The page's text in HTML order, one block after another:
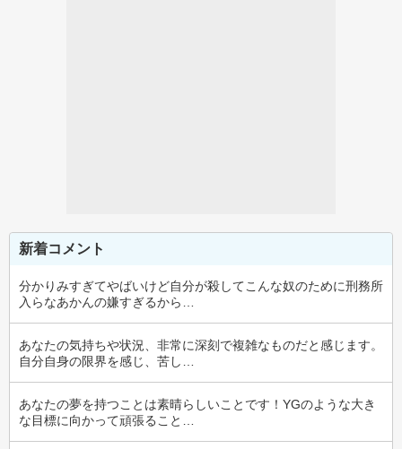
新着コメント
分かりみすぎてやばいけど自分が殺してこんな奴のために刑務所
入らなあかんの嫌すぎるから…
あなたの気持ちや状況、非常に深刻で複雑なものだと感じます。
自分自身の限界を感じ、苦し…
あなたの夢を持つことは素晴らしいことです！YGのような大き
な目標に向かって頑張ること…